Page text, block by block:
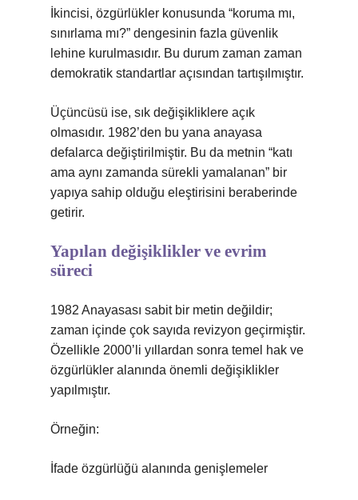
İkincisi, özgürlükler konusunda “koruma mı,
sınırlama mı?” dengesinin fazla güvenlik
lehine kurulmasıdır. Bu durum zaman zaman
demokratik standartlar açısından tartışılmıştır.
Üçüncüsü ise, sık değişikliklere açık
olmasıdır. 1982’den bu yana anayasa
defalarca değiştirilmiştir. Bu da metnin “katı
ama aynı zamanda sürekli yamalanan” bir
yapıya sahip olduğu eleştirisini beraberinde
getirir.
Yapılan değişiklikler ve evrim
süreci
1982 Anayasası sabit bir metin değildir;
zaman içinde çok sayıda revizyon geçirmiştir.
Özellikle 2000’li yıllardan sonra temel hak ve
özgürlükler alanında önemli değişiklikler
yapılmıştır.
Örneğin:
İfade özgürlüğü alanında genişlemeler